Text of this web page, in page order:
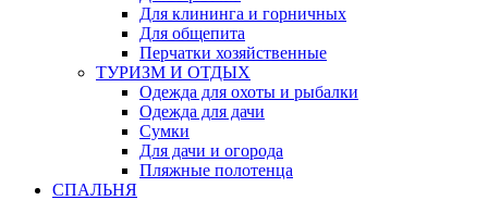
Для клининга и горничных
Для общепита
Перчатки хозяйственные
ТУРИЗМ И ОТДЫХ
Одежда для охоты и рыбалки
Одежда для дачи
Сумки
Для дачи и огорода
Пляжные полотенца
СПАЛЬНЯ